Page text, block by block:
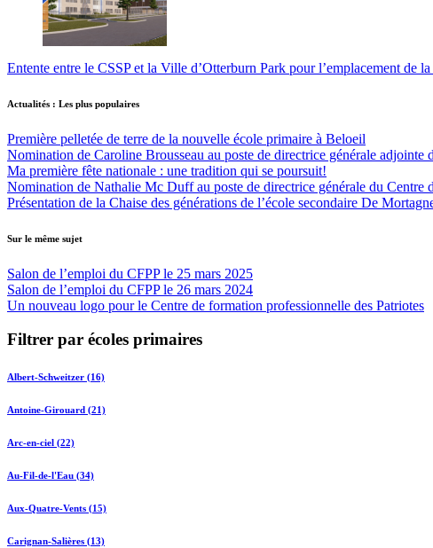
Entente entre le CSSP et la Ville d’Otterburn Park pour l’emplacement de
Actualités : Les plus populaires
Première pelletée de terre de la nouvelle école primaire à Beloeil
Nomination de Caroline Brousseau au poste de directrice générale adjointe
Ma première fête nationale : une tradition qui se poursuit!
Nomination de Nathalie Mc Duff au poste de directrice générale du Centre
Présentation de la Chaise des générations de l’école secondaire De
Sur le même sujet
Salon de l’emploi du CFPP le 25 mars 2025
Salon de l’emploi du CFPP le 26 mars 2024
Un nouveau logo pour le Centre de formation professionnelle des Patriotes
Filtrer par écoles primaires
Albert-Schweitzer (16)
Antoine-Girouard (21)
Arc-en-ciel (22)
Au-Fil-de-l'Eau (34)
Aux-Quatre-Vents (15)
Carignan-Salières (13)